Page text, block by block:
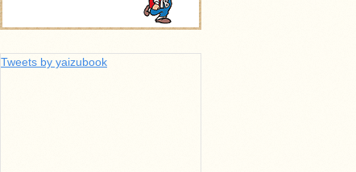
Tweets by yaizubook